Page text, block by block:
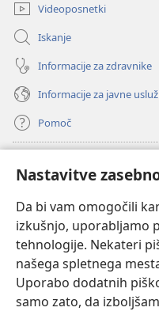
Nastavitve
Da bi vam omogočili
izkušnjo, uporabljamo
tehnologije. Nekateri
našega spletnega
Uporabo dodatnih
samo zato, da
Videoposnetki
Iskanje
Informacije za zdravnike
Informacije za javne
Pomoč
(odpre
novo
okno) Watchtowerjeva
(odpre
novo
okno) JW Hub
(odpre
novo
okno)JW Library